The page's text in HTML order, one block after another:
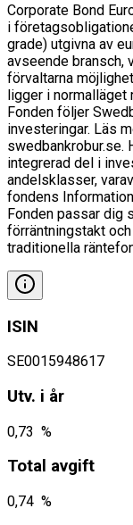
Corporate Bond
i
grade) utgivna av
avseende bransch,
förvaltarna
ligger i normalläget
Fonden följer
investeringar. Läs
swedbankrobur.se.
integrerad del i
andelsklasser,
fondens
Fonden passar dig
förräntningstakt
traditionella
ISIN
SE0015948617
Utv. i år
0,73 %
Total avgift
0,74 %